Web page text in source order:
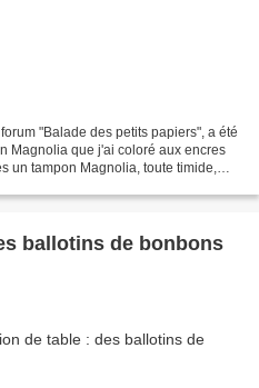
"Balade des petits papiers", a été
Magnolia que j'ai coloré aux encres
un tampon Magnolia, toute timide,
ballotins de bonbons